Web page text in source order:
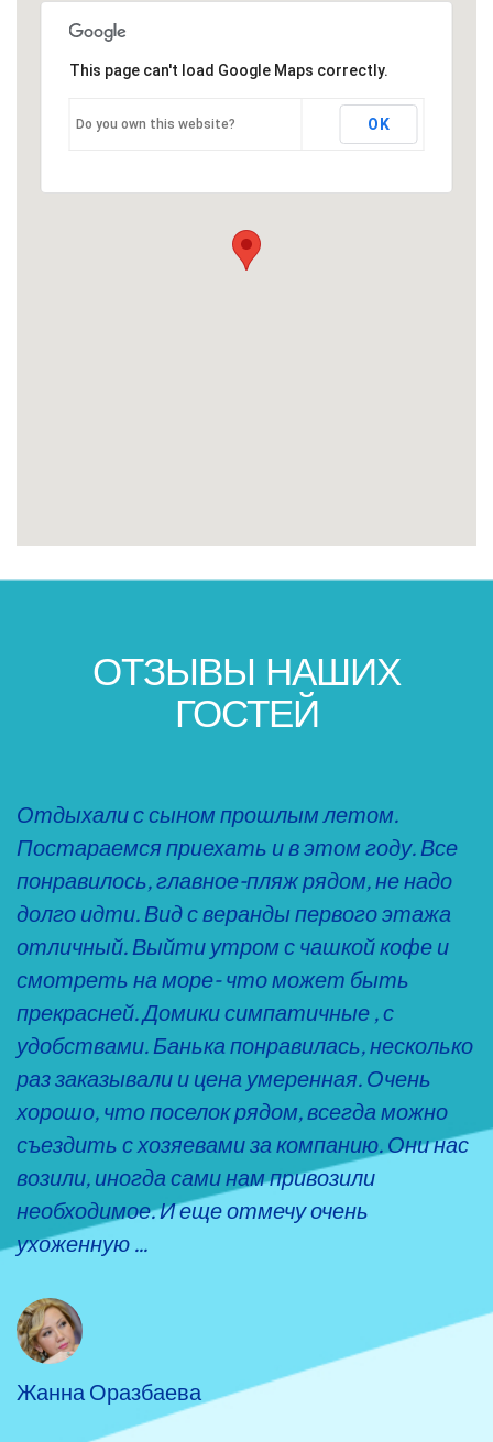
This page can't load Google Maps correctly.
Do you own this website? OK
ОТЗЫВЫ НАШИХ
ГОСТЕЙ
Отдыхали с сыном прошлым летом.
Постараемся приехать и в этом году. Все
понравилось, главное-пляж рядом, не надо
долго идти. Вид с веранды первого этажа
отличный. Выйти утром с чашкой кофе и
смотреть на море- что может быть
прекрасней. Домики симпатичные , с
удобствами. Банька понравилась, несколько
раз заказывали и цена умеренная. Очень
хорошо, что поселок рядом, всегда можно
съездить с хозяевами за компанию. Они нас
возили, иногда сами нам привозили
необходимое. И еще отмечу очень
ухоженную ...
Жанна Оразбаева